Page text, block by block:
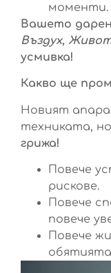
моменти.
Вашето
Въздух,
усмивка!
Какво ще
Новият
техниката,
грижа!
Повече
рискове.
Повече
повече
Повече